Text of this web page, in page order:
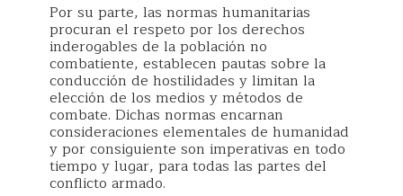
Por su parte, las normas humanitarias
procuran el respeto por los derechos
inderogables de la población no
combatiente, establecen pautas sobre la
conducción de hostilidades y limitan la
elección de los medios y métodos de
combate. Dichas normas encarnan
consideraciones elementales de humanidad
y por consiguiente son imperativas en todo
tiempo y lugar, para todas las partes del
conflicto armado.